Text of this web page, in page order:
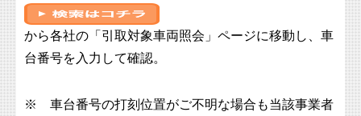
から各社の「引取対象車両照会」ページに移動し、車
台番号を入力して確認。
※ 車台番号の打刻位置がご不明な場合も当該事業者